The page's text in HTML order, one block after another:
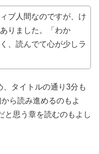
ブ人間なのですが、け
りました。「わか
、読んでて心が少しラ
タイトルの通り3分も
ら読み進めるのもよ
と思う章を読むのもよし